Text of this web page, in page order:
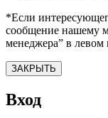
*Если
сообщение нашему
менеджера” в левом
ЗАКРЫТЬ
Вход